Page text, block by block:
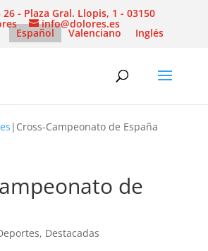
26 - Plaza Gral. Llopis, 1 - 03150
info@dolores.es
Español Valenciano Inglés
| Cross-Campeonato de España
de
, Destacadas